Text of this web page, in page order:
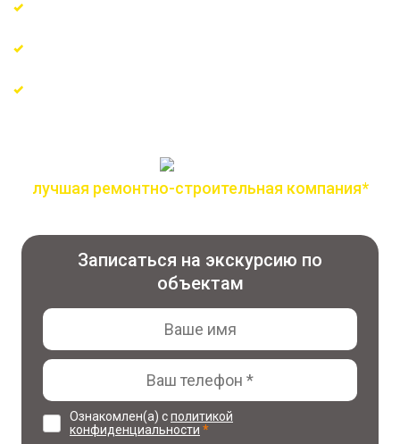
лучшая ремонтно-строительная компания*
Записаться на экскурсию по
объектам
Ознакомлен(а) сполитикой
конфиденциальности *